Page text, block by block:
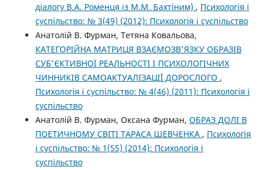
діалогу В.А. Роменця із М.М. Бахтіним) , Психологія і
суспільство: № 3(49) (2012): Психологія і суспільство
Анатолій В. Фурман, Тетяна Ковальова,
КАТЕГОРІЙНА МАТРИЦЯ ВЗАЄМОЗВ'ЯЗКУ ОБРАЗІВ
СУБ'ЄКТИВНОЇ РЕАЛЬНОСТІ І ПСИХОЛОГІЧНИХ
ЧИННИКІВ САМОАКТУАЛІЗАЦІЇ ДОРОСЛОГО ,
Психологія і суспільство: № 4(46) (2011): Психологія і
суспільство
Анатолій В. Фурман, Оксана Фурман, ОБРАЗ ДОЛІ В
ПОЕТИЧНОМУ СВІТІ ТАРАСА ШЕВЧЕНКА , Психологія
і суспільство: № 1(55) (2014): Психологія і
суспільство